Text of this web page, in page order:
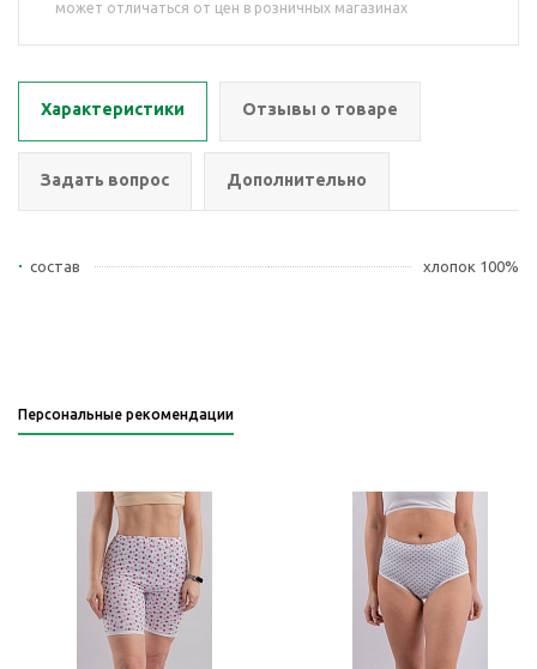
может отличаться от цен в розничных магазинах
Характеристики Отзывы о товаре
Задать вопрос Дополнительно
состав хлопок 100%
Персональные рекомендации